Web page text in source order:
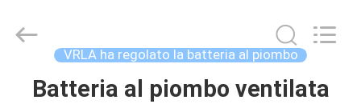
CASA.
TECH
VRLA ha regolato la batteria al piombo
Batteria al piombo ventilata